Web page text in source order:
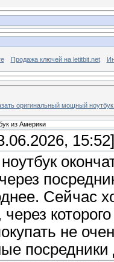
Продажа ключей на letitbit.net
оригинальный мощный
из Америки
15:52]
Сейчас
не